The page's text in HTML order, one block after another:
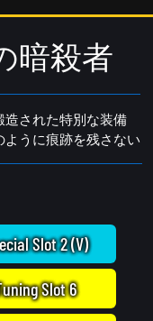
暗殺者
造された特別な装備
ように痕跡を残さない
Slot 2 (V)
Slot 6